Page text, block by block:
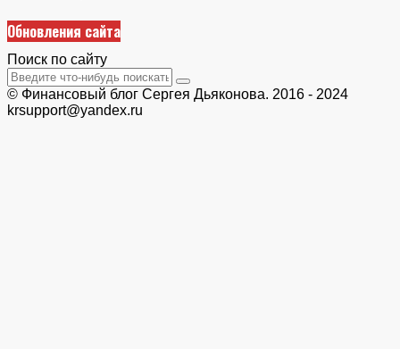
Обновления сайта
Поиск по сайту
© Финансовый блог Сергея Дьяконова. 2016 - 2024
krsupport@yandex.ru